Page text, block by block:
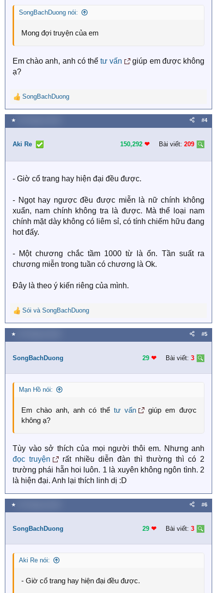
SongBachDuong nói:
Mong đợi truyện của em
Em chào anh, anh có thểtư vấn
giúp em được không
ạ?
R
e
a
c
i
n
:
SongBachDuong
★ #4
Aki Re 150,292 ❤︎ Bài viết: 209
- Giờ cổ trang hay hiện đại đều được.
- Ngọt hay ngược đều được miễn là nữ chính không
xuẩn, nam chính không tra là được. Mà thể loại nam
chính mặt dày không có liêm sỉ, có tính chiếm hữu đang
hot đấy.
- Một chương chắc tầm 1000 từ là ổn. Tần suất ra
chương miễn trong tuần có chương là Ok.
Đây là theo ý kiến riêng của mình.
R
e
a
c
i
n
s
Sói và SongBachDuong
★ #5
SongBachDuong 29 ❤︎ Bài viết: 3
Mạn Hồ nói:
Em chào anh, anh có thể tư vấn
giúp em được
không ạ?
Tùy vào sở thích của mọi người thôi em. Nhưng anh
đọc truyện
rất nhiều diễn đàn thì thường thì có 2
trường phái hẵn hoi luôn. 1 là xuyên không ngôn tình. 2
là hiện đại. Anh lại thích linh dị :D
★ #6
SongBachDuong 29 ❤︎ Bài viết: 3
Aki Re nói:
- Giờ cổ trang hay hiện đại đều được.